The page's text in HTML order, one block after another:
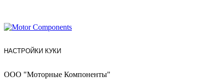
НАСТРОЙКИ КУКИ
ООО "Моторные Компоненты"